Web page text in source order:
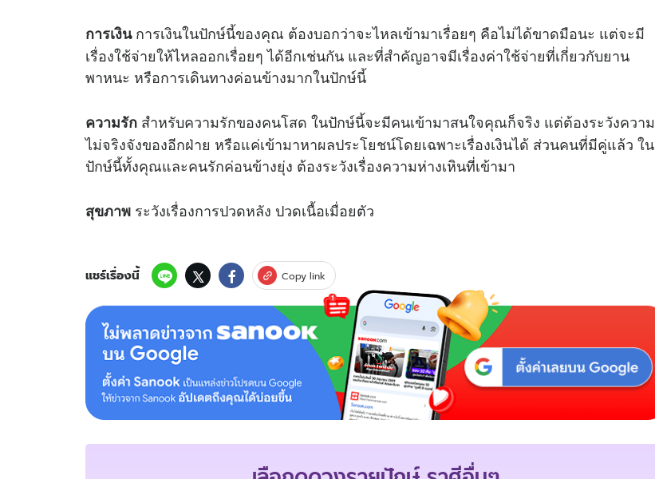
การเงินการเงินในปักษ์นี้ของคุณ ต้องบอกว่าจะไหลเข้ามาเรื่อยๆ คือไม่ได้ขาดมือนะ แต่จะมี
เรื่องใช้จ่ายให้ไหลออกเรื่อยๆ ได้อีกเช่นกัน และที่สำคัญอาจมีเรื่องค่าใช้จ่ายที่เกี่ยวกับยาน
พาหนะ หรือการเดินทางค่อนข้างมากในปักษ์นี้
ความรัก สำหรับความรักของคนโสด ในปักษ์นี้จะมีคนเข้ามาสนใจคุณก็จริง แต่ต้องระวังความ
ไม่จริงจังของอีกฝ่าย หรือแค่เข้ามาหาผลประโยชน์โดยเฉพาะเรื่องเงินได้ ส่วนคนที่มีคู่แล้ว ใน
ปักษ์นี้ทั้งคุณและคนรักค่อนข้างยุ่ง ต้องระวังเรื่องความห่างเหินที่เข้ามา
สุขภาพ ระวังเรื่องการปวดหลัง ปวดเนื้อเมื่อยตัว
แชร์เรื่องนี้ Copy link